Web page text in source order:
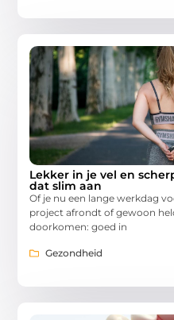
Lekker in je vel en
dat slim aan
Of je nu een lange werkdag
project afrondt of gewoon
doorkomen: goed in
Gezondheid